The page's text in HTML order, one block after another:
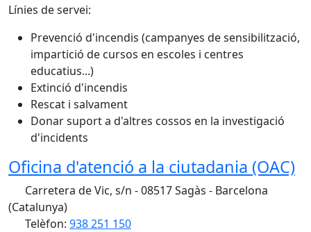
Línies de servei:
Prevenció d'incendis (campanyes de sensibilització,
impartició de cursos en escoles i centres
educatius...)
Extinció d'incendis
Rescat i salvament
Donar suport a d'altres cossos en la investigació
d'incidents
Oficina d'atenció a la ciutadania (OAC)
Carretera de Vic, s/n - 08517 Sagàs - Barcelona
(Catalunya)
Telèfon: 938 251 150